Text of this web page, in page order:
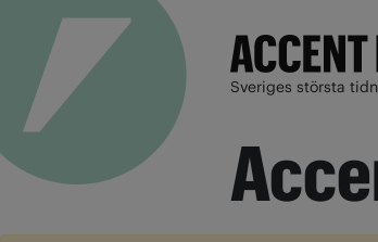
Sveriges största